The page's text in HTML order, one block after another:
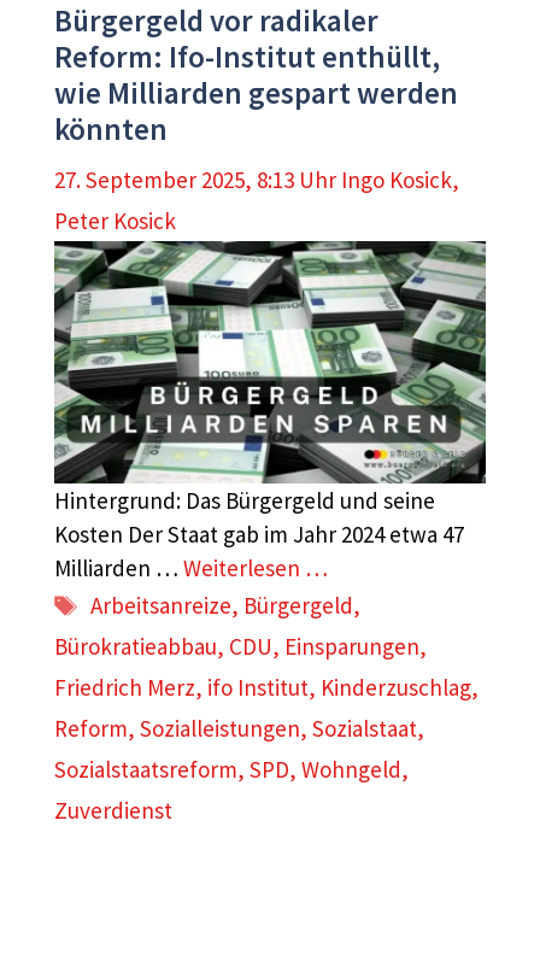
Bürgergeld vor radikaler
Reform: Ifo-Institut enthüllt,
wie Milliarden gespart werden
könnten
27. September 2025, 8:13 Uhr Ingo Kosick,
Peter Kosick
Hintergrund: Das Bürgergeld und seine
Kosten Der Staat gab im Jahr 2024 etwa 47
Milliarden … Weiterlesen …
Schlagwörter
Arbeitsanreize, Bürgergeld,
Bürokratieabbau, CDU, Einsparungen,
Friedrich Merz, ifo Institut, Kinderzuschlag,
Reform, Sozialleistungen, Sozialstaat,
Sozialstaatsreform, SPD, Wohngeld,
Zuverdienst